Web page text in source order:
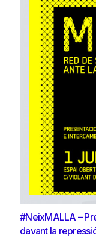
#NeixMALLA –
davant la